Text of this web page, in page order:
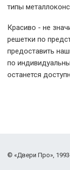
типы
Красиво - не
решетки по
предоставить
по
останется
© «Двери Про»,